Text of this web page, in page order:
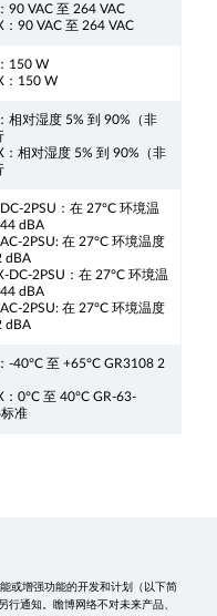
90 VAC 至 264 VAC
90 VAC 至 264 VAC
150 W
：150 W
相对湿度 5% 到 90%（非
：相对湿度 5% 到 90%（非
2PSU：在 27°C 环境温
dBA
2PSU: 在 27°C 环境温度
dBA
DC-2PSU：在 27°C 环境温
dBA
2PSU: 在 27°C 环境温度
dBA
-40°C 至 +65°C GR3108 2
0°C 至 40°C GR-63-
准
或增强功能的开发和计划（以下简
行通知。瞻博网络不对未来产品、